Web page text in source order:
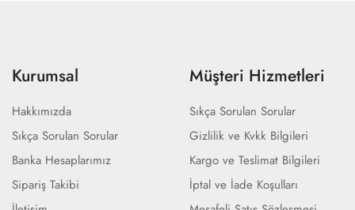
Kurumsal
Hakkımızda
Sıkça Sorulan Sorular
Banka Hesaplarımız
Sipariş Takibi
Müşteri Hizmetleri
Sıkça Sorulan Sorular
Gizlilik ve Kvkk Bilgileri
Kargo ve Teslimat Bilgileri
İptal ve İade Koşulları